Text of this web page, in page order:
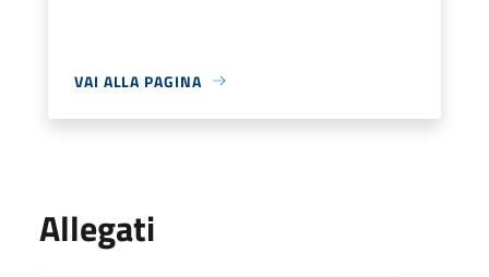
VAI ALLA PAGINA
Allegati